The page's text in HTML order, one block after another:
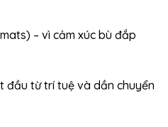
– vì cảm xúc bù đắp
đầu từ trí tuệ và dần chuyển